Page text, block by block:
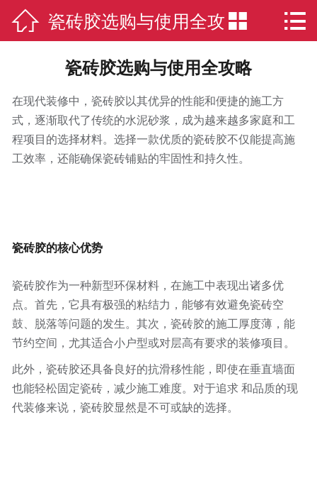
 网站首页
品质服务
智能制造
产品中心
 瓷砖胶选购与使用全攻
略
 
瓷砖胶选购与使用全攻略
在现代装修中，瓷砖胶以其优异的性能和便捷的施工方
式，逐渐取代了传统的水泥砂浆，成为越来越多家庭和工
程项目的选择材料。选择一款优质的瓷砖胶不仅能提高施
工效率，还能确保瓷砖铺贴的牢固性和持久性。
瓷砖胶的核心优势
瓷砖胶作为一种新型环保材料，在施工中表现出诸多优
点。首先，它具有极强的粘结力，能够有效避免瓷砖空
鼓、脱落等问题的发生。其次，瓷砖胶的施工厚度薄，能
节约空间，尤其适合小户型或对层高有要求的装修项目。
此外，瓷砖胶还具备良好的抗滑移性能，即使在垂直墙面
也能轻松固定瓷砖，减少施工难度。对于追求 和品质的现
代装修来说，瓷砖胶显然是不可或缺的选择。